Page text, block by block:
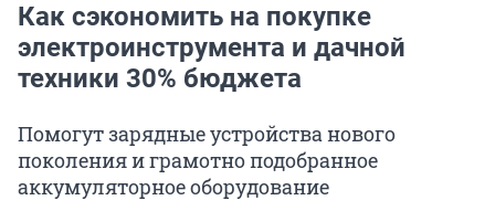
Как сэкономить на покупке
электроинструмента и дачной
техники 30% бюджета
Помогут зарядные устройства нового
поколения и грамотно подобранное
аккумуляторное оборудование